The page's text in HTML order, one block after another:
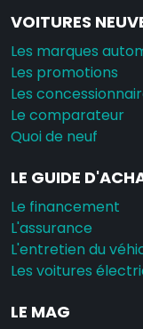
VOITURES
Les marques
Les promotions
Les
Le comparateur
Quoi de neuf
LE GUIDE
Le financement
L'assurance
L'entretien du
Les voitures
LE MAG